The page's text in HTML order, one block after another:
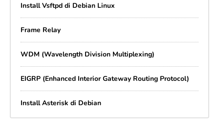
Install Vsftpd di Debian Linux
Frame Relay
WDM (Wavelength Division Multiplexing)
EIGRP (Enhanced Interior Gateway Routing Protocol)
Install Asterisk di Debian